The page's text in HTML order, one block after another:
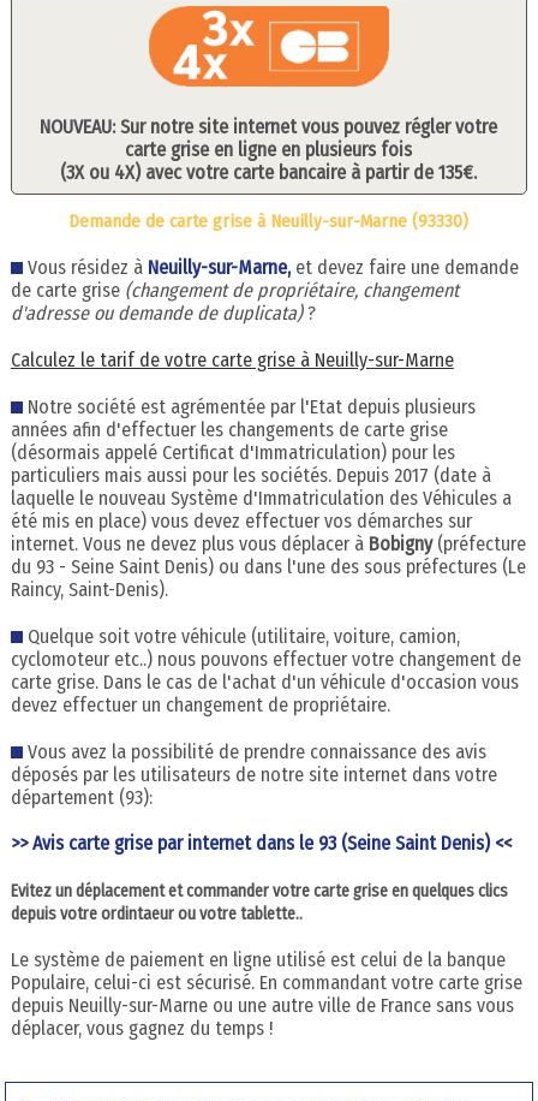
NOUVEAU: Sur notre site internet vous pouvez régler votre
carte grise en ligne en plusieurs fois
(3X ou 4X) avec votre carte bancaire à partir de 135€.
Demande de carte grise à Neuilly-sur-Marne (93330)
Vous résidez à Neuilly-sur-Marne, et devez faire une demande
de carte grise (changement de propriétaire, changement
d'adresse ou demande de duplicata)?
Calculez le tarif de votre carte grise à Neuilly-sur-Marne
Notre société est agrémentée par l'Etat depuis plusieurs
années afin d'effectuer les changements de carte grise
(désormais appelé Certificat d'Immatriculation) pour les
particuliers mais aussi pour les sociétés. Depuis 2017 (date à
laquelle le nouveau Système d'Immatriculation des Véhicules a
été mis en place) vous devez effectuer vos démarches sur
internet. Vous ne devez plus vous déplacer à Bobigny(préfecture
du 93 - Seine Saint Denis) ou dans l'une des sous préfectures (Le
Raincy, Saint-Denis).
Quelque soit votre véhicule (utilitaire, voiture, camion,
cyclomoteur etc..) nous pouvons effectuer votre changement de
carte grise. Dans le cas de l'achat d'un véhicule d'occasion vous
devez effectuer un changement de propriétaire.
Vous avez la possibilité de prendre connaissance des avis
déposés par les utilisateurs de notre site internet dans votre
département (93):
>> Avis carte grise par internet dans le 93 (Seine Saint Denis) <<
Evitez un déplacement et commander votre carte grise en quelques clics
depuis votre ordintaeur ou votre tablette..
Le système de paiement en ligne utilisé est celui de la banque
Populaire, celui-ci est sécurisé. En commandant votre carte grise
depuis Neuilly-sur-Marne ou une autre ville de France sans vous
déplacer, vous gagnez du temps !